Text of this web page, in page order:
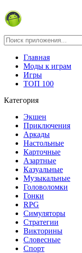
Главная
Моды к играм
Игры
ТОП 100
Категория
Экшен
Приключения
Аркады
Настольные
Карточные
Азартные
Казуальные
Музыкальные
Головоломки
Гонки
RPG
Симуляторы
Стратегии
Викторины
Словесные
Спорт